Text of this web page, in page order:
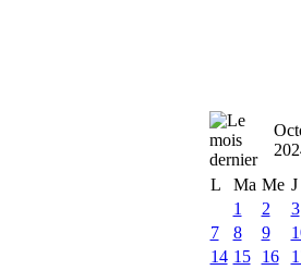
L
Ma Me J
1
2 3
7
8 9
14 15 16